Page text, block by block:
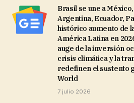
Brasil se une a
Argentina, Ecuador,
histórico aumento de
América Latina en
auge de la inversión
crisis climática y la
redefinen el sustento
World
7 julio 2026